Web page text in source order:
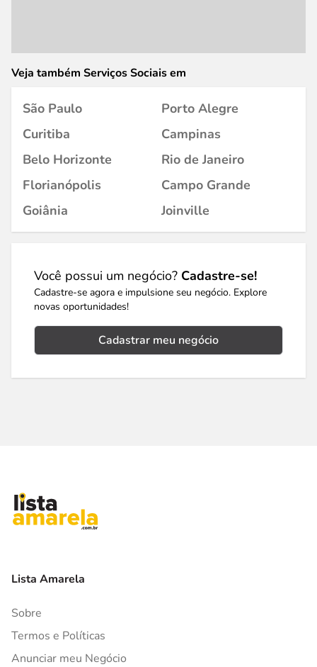
Veja também Serviços Sociais em
São Paulo
Porto Alegre
Curitiba
Campinas
Belo Horizonte
Rio de Janeiro
Florianópolis
Campo Grande
Goiânia
Joinville
Você possui um negócio? Cadastre-se!
Cadastre-se agora e impulsione seu negócio. Explore
novas oportunidades!
Cadastrar meu negócio
Lista Amarela
Sobre
Termos e Políticas
Anunciar meu Negócio